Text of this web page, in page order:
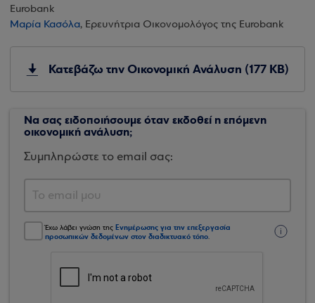
Eurobank
Μαρία Κασόλα, Ερευνήτρια Οικονομολόγος της Eurobank
Κατεβάζω την Οικονομική Ανάλυση (177 KB)
Να σας ειδοποιήσουμε όταν εκδοθεί η επόμενη
οικονομική ανάλυση;
Συμπληρώστε το email σας:
Έχω λάβει γνώση της Ενημέρωσης για την επεξεργασία
προσωπικών δεδομένων στον διαδικτυακό τόπο.